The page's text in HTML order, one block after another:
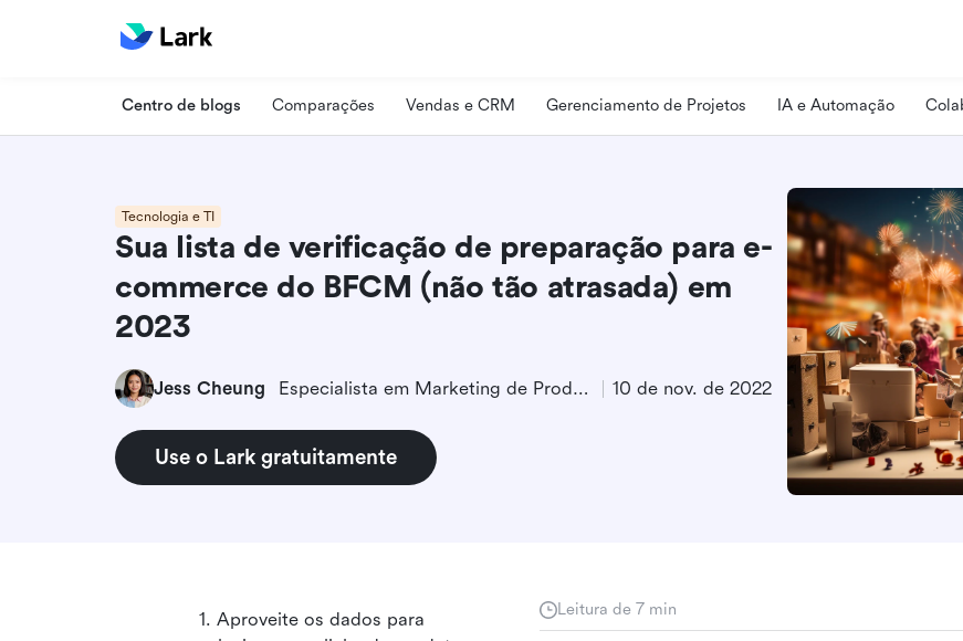
Centro de blogs Comparações Vendas e CRM Gerenciamento de Projetos IA e Automação
Tecnologia e TI
Sua lista de verificação de preparação para e-
commerce do BFCM (não tão atrasada) em
2023
Jess Cheung Especialista em Marketing de Produto 10 de nov. de 2022
Use o Lark gratuitamente
Leitura de 7 min
1. Aproveite os dados para